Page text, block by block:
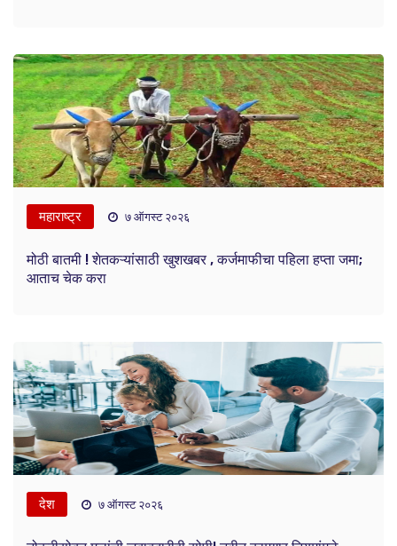
महाराष्ट्र ७ ऑगस्ट २०२६
मोठी बातमी ! शेतकऱ्यांसाठी खुशखबर , कर्जमाफीचा पहिला हप्ता जमा;
आताच चेक करा
देश ७ ऑगस्ट २०२६